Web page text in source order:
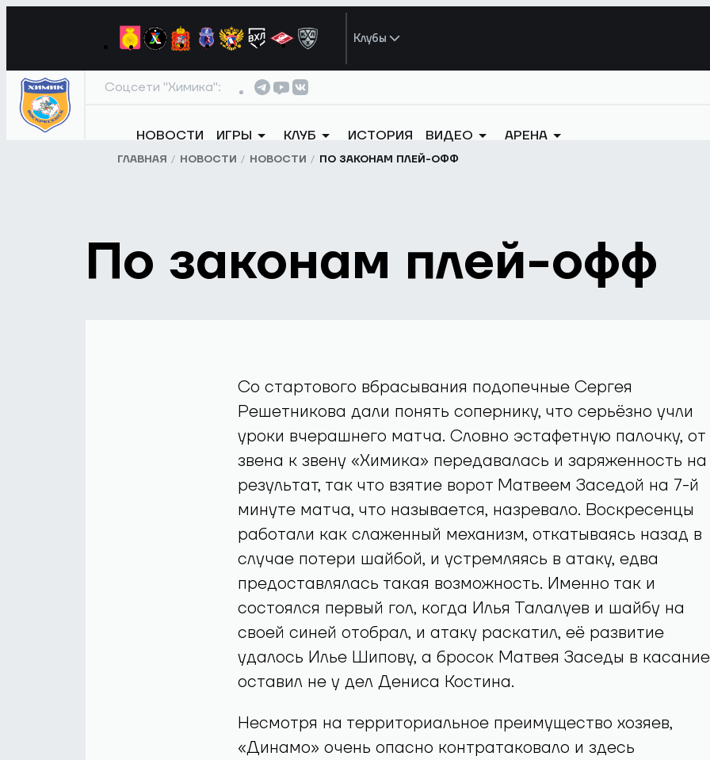
Клубы
Соцсети "Химика":
НОВОСТИ ИГРЫ КЛУБ ИСТОРИЯ ВИДЕО АРЕНА
ГЛАВНАЯ НОВОСТИ НОВОСТИ ПО ЗАКОНАМ ПЛЕЙ-ОФФ
По законам плей-офф
Со стартового вбрасывания подопечные Сергея
Решетникова дали понять сопернику, что серьёзно учли
уроки вчерашнего матча. Словно эстафетную палочку, от
звена к звену «Химика» передавалась и заряженность на
результат, так что взятие ворот Матвеем Заседой на 7-й
минуте матча, что называется, назревало. Воскресенцы
работали как слаженный механизм, откатываясь назад в
случае потери шайбой, и устремляясь в атаку, едва
предоставлялась такая возможность. Именно так и
состоялся первый гол, когда Илья Талалуев и шайбу на
своей синей отобрал, и атаку раскатил, её развитие
удалось Илье Шипову, а бросок Матвея Заседы в касание
оставил не у дел Дениса Костина.
Несмотря на территориальное преимущество хозяев,
«Динамо» очень опасно контратаковало и здесь